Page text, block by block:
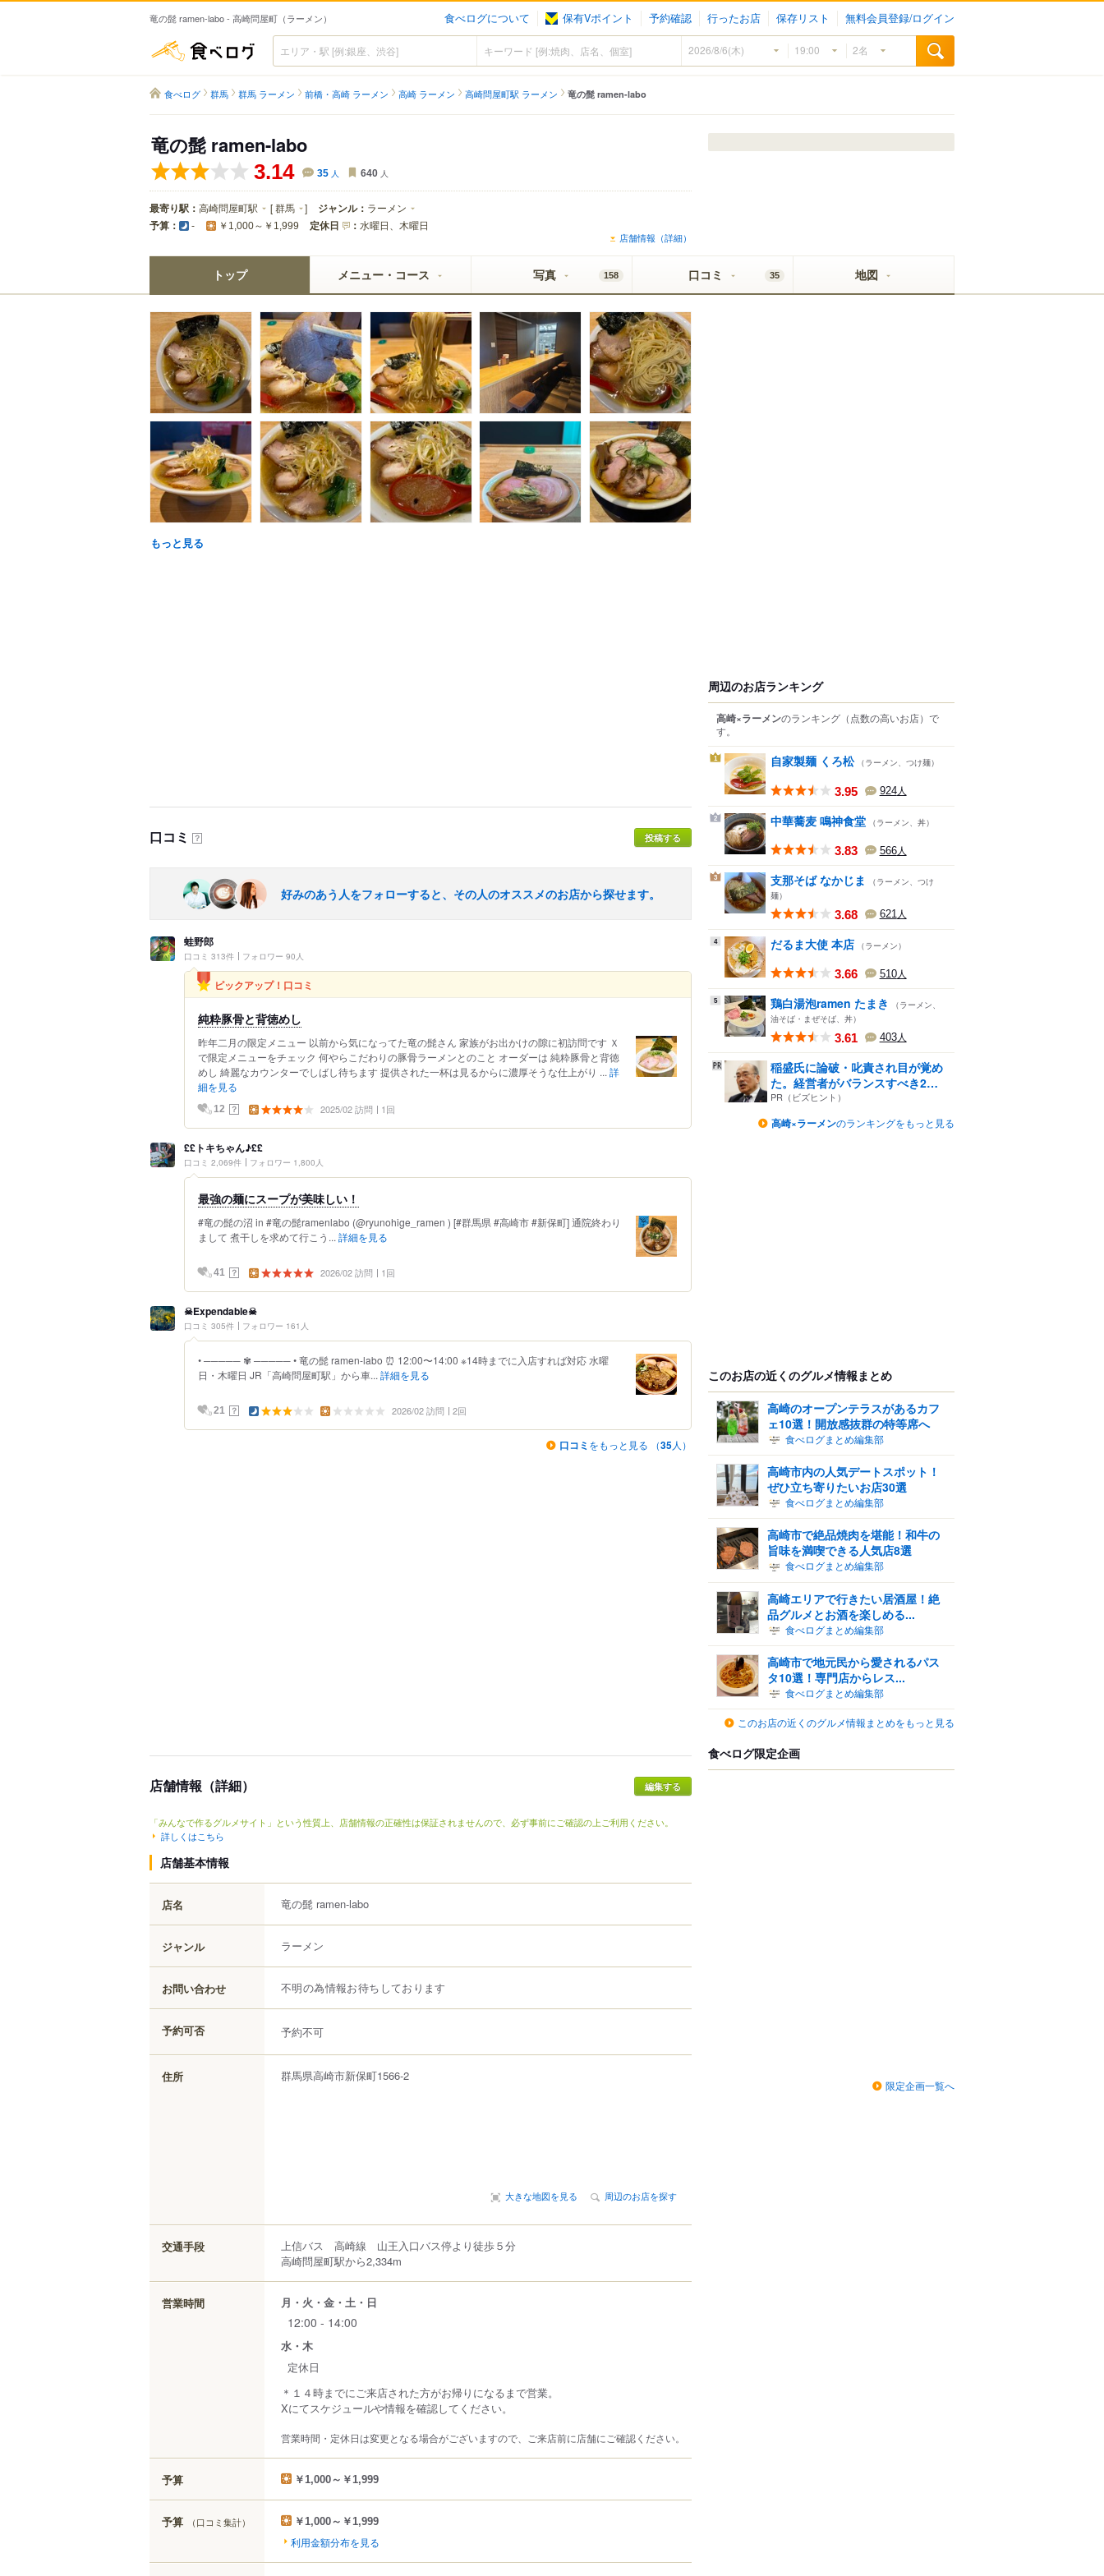
竜の髭 ramen-labo - 高崎問屋町（ラーメン） 食べログについて 保有Vポイント 予約確認 行ったお店 保存リスト 無料会員登録/ログイン
食べログ
食べログ 群馬 群馬 ラーメン 前橋・高崎 ラーメン 高崎 ラーメン 高崎問屋町駅 ラーメン 竜の髭 ramen-labo
竜の髭 ramen-labo
3.14 35 人 640 人
最寄り駅： 高崎問屋町駅 [群馬 ] ジャンル： ラーメン
予算： - ￥1,000～￥1,999 定休日 ： 水曜日、木曜日
店舗情報（詳細）
トップ メニュー・コース 写真 158 口コミ 35 地図
もっと見る
口コミ ？ 投稿する
好みのあう人をフォローすると、その人のオススメのお店から探せます。
蛙野郎
口コミ 313件 フォロワー 90人
ピックアップ！口コミ
純粋豚骨と背徳めし
昨年二月の限定メニュー 以前から気になってた竜の髭さん 家族がお出かけの隙に初訪問です Ｘ
で限定メニューをチェック 何やらこだわりの豚骨ラーメンとのこと オーダーは 純粋豚骨と背徳
めし 綺麗なカウンターでしばし待ちます 提供された一杯は見るからに濃厚そうな仕上がり ... 詳
細を見る
12 ？ 2025/02 訪問 1回
££トキちゃん♪££
口コミ 2,069件 フォロワー 1,800人
最強の麺にスープが美味しい！
#竜の髭の沼 in #竜の髭ramenlabo (@ryunohige_ramen ) [#群馬県 #高崎市 #新保町] 通院終わり
まして 煮干しを求めて行こう... 詳細を見る
41 ？ 2026/02 訪問 1回
☠Expendable☠
口コミ 305件 フォロワー 161人
• ───── ✾ ───── • 竜の髭 ramen-labo ⏰ 12:00〜14:00 ※14時までに入店すれば対応 水曜
日・木曜日 JR「高崎問屋町駅」から車... 詳細を見る
21 ？ 2026/02 訪問 2回
口コミ をもっと見る （35人）
店舗情報（詳細）
「みんなで作るグルメサイト」という性質上、店舗情報の正確性は保証されませんので、必ず事前にご確認の上ご利用ください。
詳しくはこちら
店舗基本情報
店名 竜の髭 ramen-labo
ジャンル ラーメン
お問い合わせ 不明の為情報お待ちしております
予約可否 予約不可
住所 群馬県高崎市新保町1566-2
大きな地図を見る 周辺のお店を探す
交通手段
上信バス 高崎線 山王入口バス停より徒歩５分
高崎問屋町駅から2,334m
営業時間 月・火・金・土・日
12:00 - 14:00
水・木
定休日
＊１４時までにご来店された方がお帰りになるまで営業。
Xにてスケジュールや情報を確認してください。
営業時間・定休日は変更となる場合がございますので、ご来店前に店舗にご確認ください。
予算 ￥1,000～￥1,999
予算 （口コミ集計） ￥1,000～￥1,999
利用金額分布を見る
周辺のお店ランキング
高崎×ラーメンのランキング （点数の高いお店） で
す。
1 自家製麺 くろ松 （ラーメン、つけ麺）
3.95 924人
2 中華蕎麦 鳴神食堂 （ラーメン、丼）
3.83 566人
3 支那そば なかじま
（ラーメン、つけ
麺）
3.68 621人
4 だるま大使 本店 （ラーメン）
3.66 510人
5 鶏白湯泡ramen たまき
（ラーメン、
油そば・まぜそば、丼）
3.61 403人
稲盛氏に論破・叱責され目が覚め
た。経営者がバランスすべき2
つ...
PR（ビズヒント）
高崎×ラーメンのランキングをもっと見る
このお店の近くのグルメ情報まとめ
高崎のオープンテラスがあるカフ
ェ10選！開放感抜群の特等席へ
食べログまとめ編集部
高崎市内の人気デートスポット！
ぜひ立ち寄りたいお店30選
食べログまとめ編集部
高崎市で絶品焼肉を堪能！和牛の
旨味を満喫できる人気店8選
食べログまとめ編集部
高崎エリアで行きたい居酒屋！絶
品グルメとお酒を楽しめる...
食べログまとめ編集部
高崎市で地元民から愛されるパス
タ10選！専門店からレス...
食べログまとめ編集部
このお店の近くのグルメ情報まとめをもっと見る
食べログ限定企画
限定企画一覧へ